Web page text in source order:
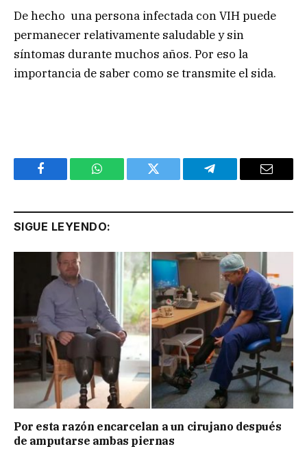
De hecho una persona infectada con VIH puede
permanecer relativamente saludable y sin
síntomas durante muchos años. Por eso la
importancia de saber como se transmite el sida.
Facebook WhatsApp Twitter Telegram Email
SIGUE LEYENDO:
Por esta razón encarcelan a un cirujano después
de amputarse ambas piernas